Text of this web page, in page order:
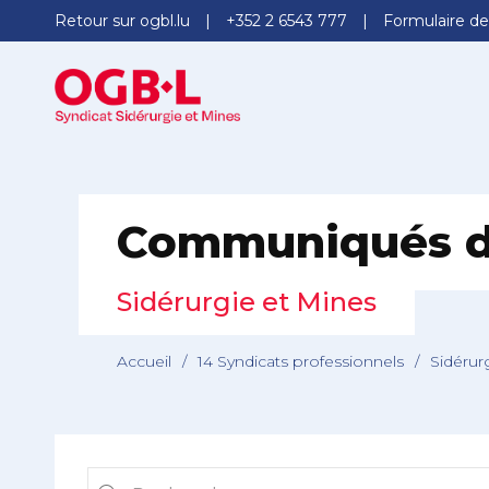
Retour sur ogbl.lu +352 2 6543 777 Formulaire
Communiqués
Sidérurgie et Mines
Accueil / 14 Syndicats professionnels /